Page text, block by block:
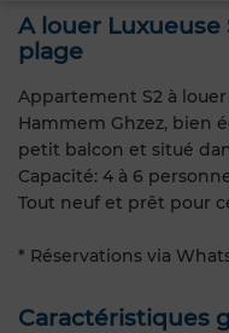
A louer Luxueuse
plage
Appartement S2 à
Hammem Ghzez, bien
petit balcon et situé
Capacité: 4 à 6
Tout neuf et prêt pour
* Réservations via
Caractéristiques